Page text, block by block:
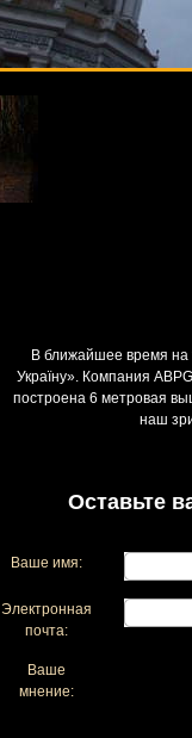
В ближайшее время на
Україну». Компания
построена 6 метровая
наш
Оставьте
Ваше имя:
Электронная
почта:
Ваше
мнение: